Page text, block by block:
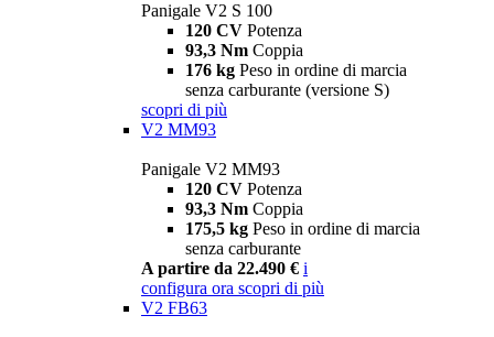
Panigale V2 S 100
120 CV Potenza
93,3 Nm Coppia
176 kg Peso in ordine di marcia
senza carburante (versione S)
scopri di più
V2 MM93
Panigale V2 MM93
120 CV Potenza
93,3 Nm Coppia
175,5 kg Peso in ordine di marcia
senza carburante
A partire da 22.490 € i
configura ora scopri di più
V2 FB63